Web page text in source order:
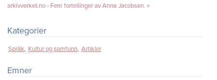
arkivverket.no - Fem fortellinger av Anna Jacobsen.
Kategorier
Språk Kultur og samfunn Artikler
Emner